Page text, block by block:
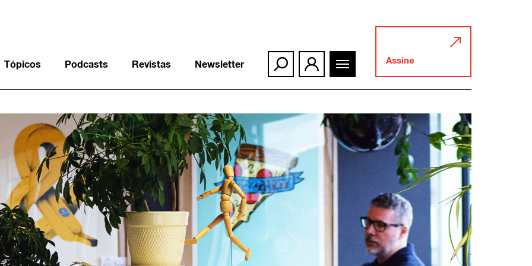
Tópicos Podcasts Revistas Newsletter Assine